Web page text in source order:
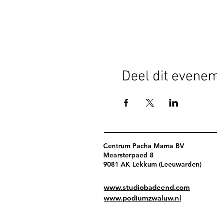
Deel dit
Centrum Pacha Mama BV
Mearsterpaed 8
9081 AK Lekkum (Leeuwarden)
www.studiobadeend.com
www.podiumzwaluw.nl